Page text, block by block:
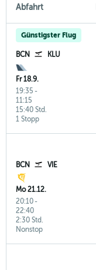
Abfahrt
Günstigster Flug
BCN KLU
Fr 18.9.
19:35 -
11:15
1 Stopp
15:40 Std.
BCN VIE
Mo 21.12.
20:10-
22:40
Nonstop
2:30 Std.